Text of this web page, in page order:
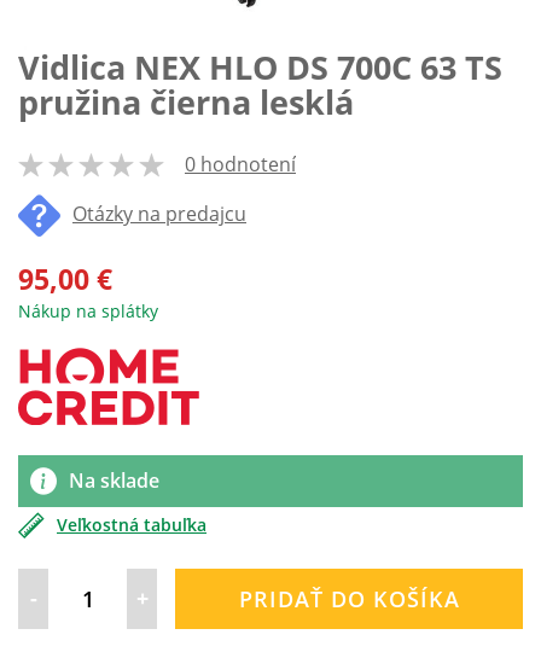
Vidlica NEX HLO DS 700C 63 TS
pružina čierna lesklá
% of100
0 hodnotení
Otázky na predajcu
95,00 €
Nákup na splátky
Na sklade
Veľkostná tabuľka
- + PRIDAŤ DO KOŠÍKA
Preskočiť
na
začiatok
obrázkov